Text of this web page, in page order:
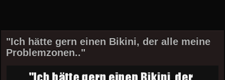
"Ich hätte gern einen Bikini, der alle meine
Problemzonen.."